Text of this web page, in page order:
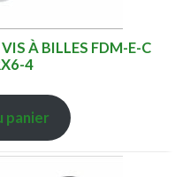
À BILLES FDM-E-C
4
panier